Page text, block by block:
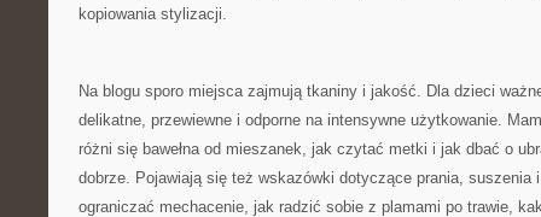
kopiowania stylizacji.
Na blogu sporo miejsca zajmują tkaniny i jakość. Dla dzieci
delikatne, przewiewne i odporne na intensywne użytkowanie.
różni się bawełna od mieszanek, jak czytać metki i jak dbać o
dobrze. Pojawiają się też wskazówki dotyczące prania, suszenia
ograniczać mechacenie, jak radzić sobie z plamami po trawie,